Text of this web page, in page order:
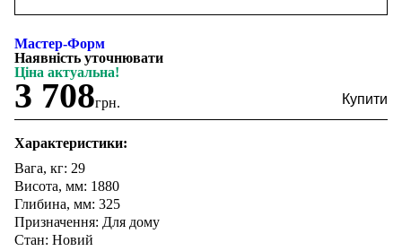
Мастер-Форм
Наявність уточнювати
Ціна актуальна!
3 708грн.
Характеристики:
Вага, кг: 29
Висота, мм: 1880
Глибина, мм: 325
Призначення: Для дому
Стан: Новий